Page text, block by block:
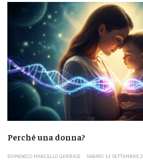
Perché una donna?
DOMENICO MARCELLO GERBASI SABATO 13 SETTEMBRE